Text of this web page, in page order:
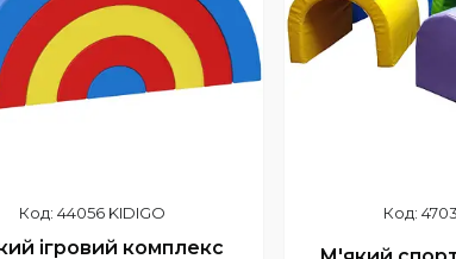
44056 KIDIGO
ігровий комплекс